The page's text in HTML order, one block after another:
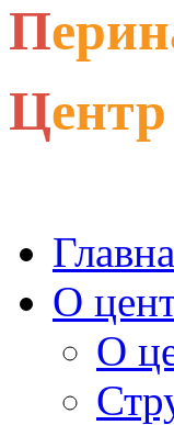
П
Центр
О
О